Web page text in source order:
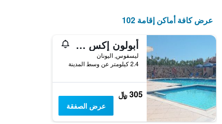
عرض كافة أماكن إقامة 102
أبولون إكس ألباتروس
ليسفوس, اليونان
2.4 كيلومتر عن وسط المدينة
305 ﷼
عرض الصفقة